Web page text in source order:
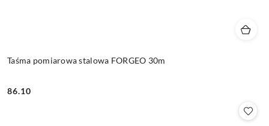
Taśma pomiarowa stalowa FORGEO 30m
Cena:
86.10